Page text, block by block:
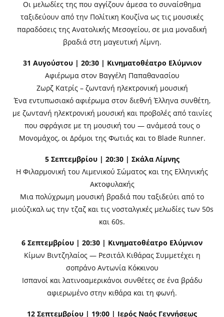
Οι μελωδίες της που αγγίζουν άμεσα το συναίσθημα
ταξιδεύουν από την Πολίτικη Κουζίνα ως τις μουσικές
παραδόσεις της Ανατολικής Μεσογείου, σε μια μοναδική
βραδιά στη μαγευτική Λίμνη.
31 Αυγούστου | 20:30 | Κινηματοθέατρο Ελύμνιον
Αφιέρωμα στον Βαγγέλη Παπαθανασίου
Ζωρζ Κατρίς – ζωντανή ηλεκτρονική μουσική
Ένα εντυπωσιακό αφιέρωμα στον διεθνή Έλληνα συνθέτη,
με ζωντανή ηλεκτρονική μουσική και προβολές από ταινίες
που σφράγισε με τη μουσική του — ανάμεσά τους ο
Μονομάχος, οι Δρόμοι της Φωτιάς και το Blade Runner.
5 Σεπτεμβρίου | 20:30 | Σκάλα Λίμνης
Η Φιλαρμονική του Λιμενικού Σώματος και της Ελληνικής
Ακτοφυλακής
Μια πολύχρωμη μουσική βραδιά που ταξιδεύει από το
μιούζικαλ ως την τζαζ και τις νοσταλγικές μελωδίες των 50s
και 60s.
6 Σεπτεμβρίου | 20:30 | Κινηματοθέατρο Ελύμνιον
Κίμων Βιντζηλαίος — Ρεσιτάλ Κιθάρας Συμμετέχει η
σοπράνο Αντωνία Κόκκινου
Ισπανοί και λατινοαμερικάνοι συνθέτες σε ένα βράδυ
αφιερωμένο στην κιθάρα και τη φωνή.
12 Σεπτεμβρίου | 19:00 | Ιερός Ναός Γεννήσεως